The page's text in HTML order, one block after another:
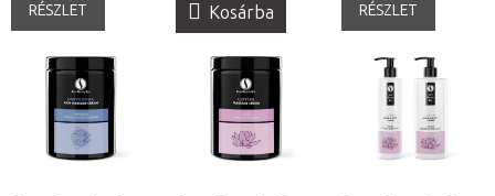
RÉSZLET
Kosárba
RÉSZLET